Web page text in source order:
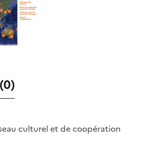
(0)
culturel et de coopération